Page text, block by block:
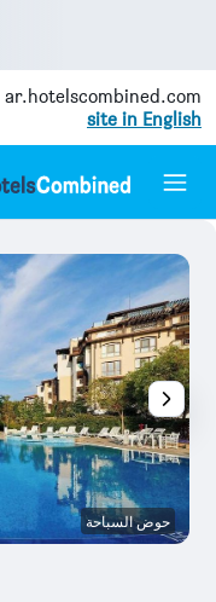
ar.hotelscombined.com
site in English
حوض السباحة